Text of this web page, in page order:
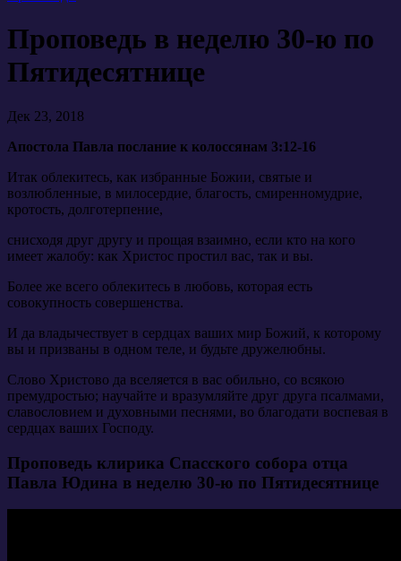
Проповедь в неделю 30-ю по
Пятидесятнице
Дек 23, 2018
Апостола Павла послание к колоссянам 3:12-16
Итак облекитесь, как избранные Божии, святые и
возлюбленные, в милосердие, благость, смиренномудрие,
кротость, долготерпение,
снисходя друг другу и прощая взаимно, если кто на кого
имеет жалобу: как Христос простил вас, так и вы.
Более же всего облекитесь в любовь, которая есть
совокупность совершенства.
И да владычествует в сердцах ваших мир Божий, к которому
вы и призваны в одном теле, и будьте дружелюбны.
Слово Христово да вселяется в вас обильно, со всякою
премудростью; научайте и вразумляйте друг друга псалмами,
славословием и духовными песнями, во благодати воспевая в
сердцах ваших Господу.
Проповедь клирика Спасского собора отца
Павла Юдина в неделю 30-ю по Пятидесятнице